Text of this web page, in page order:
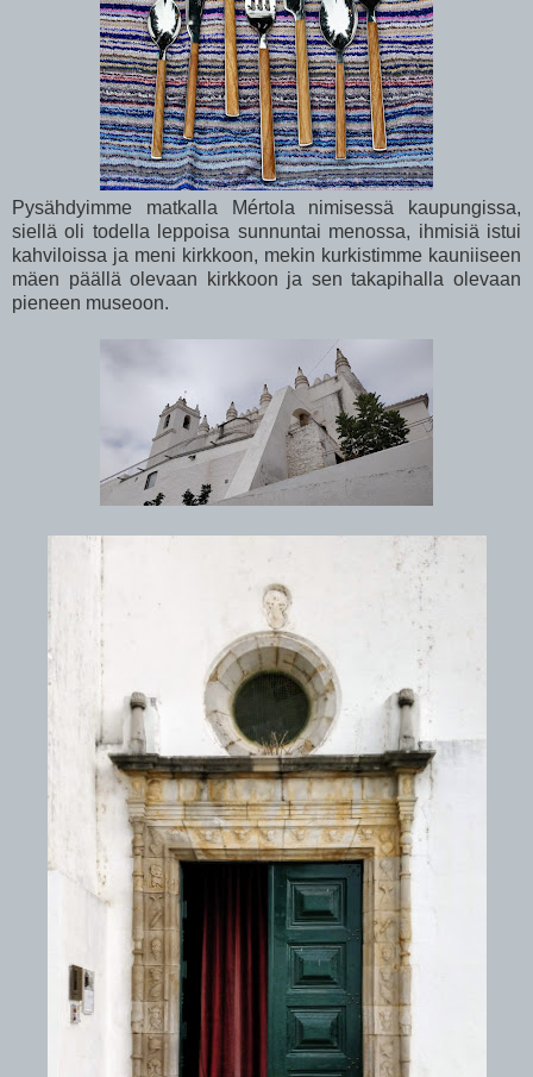
Pysähdyimme matkalla Mértola nimisessä kaupungissa,
siellä oli todella leppoisa sunnuntai menossa, ihmisiä istui
kahviloissa ja meni kirkkoon, mekin kurkistimme kauniiseen
mäen päällä olevaan kirkkoon ja sen takapihalla olevaan
pieneen museoon.